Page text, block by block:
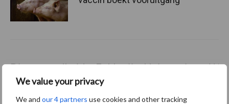
We value your privacy
We and our 4 partners use cookies and other tracking
Diergezondheid Fokkerij Huisvesting